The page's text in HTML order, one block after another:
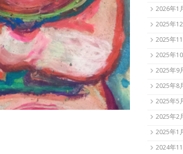
2026年1
2025年
2025年
2025年
2025年9
2025年8
2025年5
2025年2
2025年1
2024年